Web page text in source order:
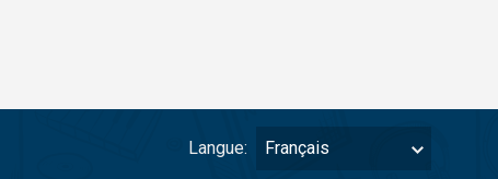
Langue: Français